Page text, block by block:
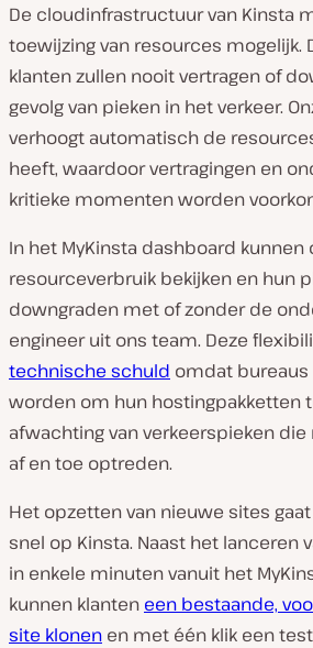
De cloudinfrastructuur van Kinsta
toewijzing van resources mogelijk.
klanten zullen nooit vertragen of
gevolg van pieken in het verkeer.
verhoogt automatisch de
heeft, waardoor vertragingen en
kritieke momenten worden
In het MyKinsta dashboard kunnen
resourceverbruik bekijken en hun
downgraden met of zonder de
engineer uit ons team. Deze
technische schuld omdat
worden om hun hostingpakketten
afwachting van verkeerspieken
af en toe optreden.
Het opzetten van nieuwe sites
snel op Kinsta. Naast het lanceren
in enkele minuten vanuit het
kunnen klanten een bestaande,
site klonen en met één klik een